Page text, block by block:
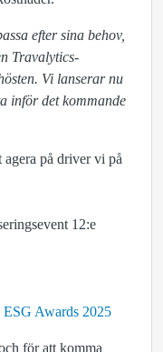
efter sina behov,
Travalytics-
Vi lanserar nu
inför det kommande
agera på driver vi på
12:e
Awards 2025
för att komma